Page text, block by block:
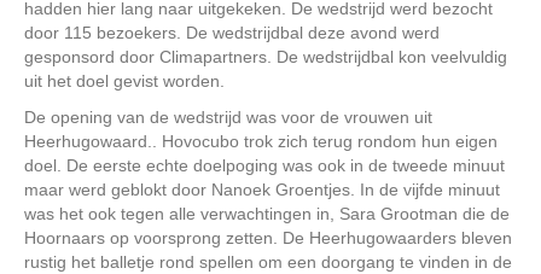
hadden hier lang naar uitgekeken. De wedstrijd werd bezocht
door 115 bezoekers. De wedstrijdbal deze avond werd
gesponsord door Climapartners. De wedstrijdbal kon veelvuldig
uit het doel gevist worden.
De opening van de wedstrijd was voor de vrouwen uit
Heerhugowaard.. Hovocubo trok zich terug rondom hun eigen
doel. De eerste echte doelpoging was ook in de tweede minuut
maar werd geblokt door Nanoek Groentjes. In de vijfde minuut
was het ook tegen alle verwachtingen in, Sara Grootman die de
Hoornaars op voorsprong zetten. De Heerhugowaarders bleven
rustig het balletje rond spellen om een doorgang te vinden in de